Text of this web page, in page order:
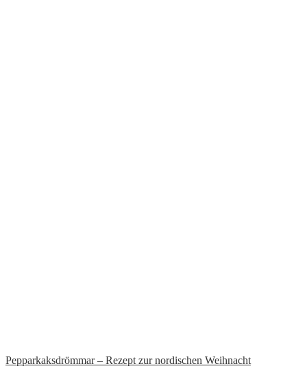
Pepparkaksdrömmar – Rezept zur nordischen Weihnacht